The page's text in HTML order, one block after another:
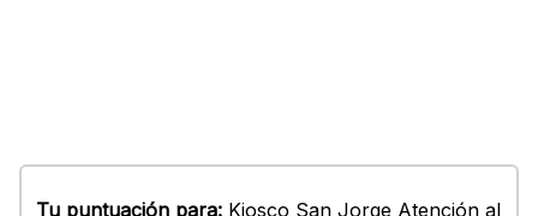
Tu puntuación para: Kiosco San Jorge Atención al